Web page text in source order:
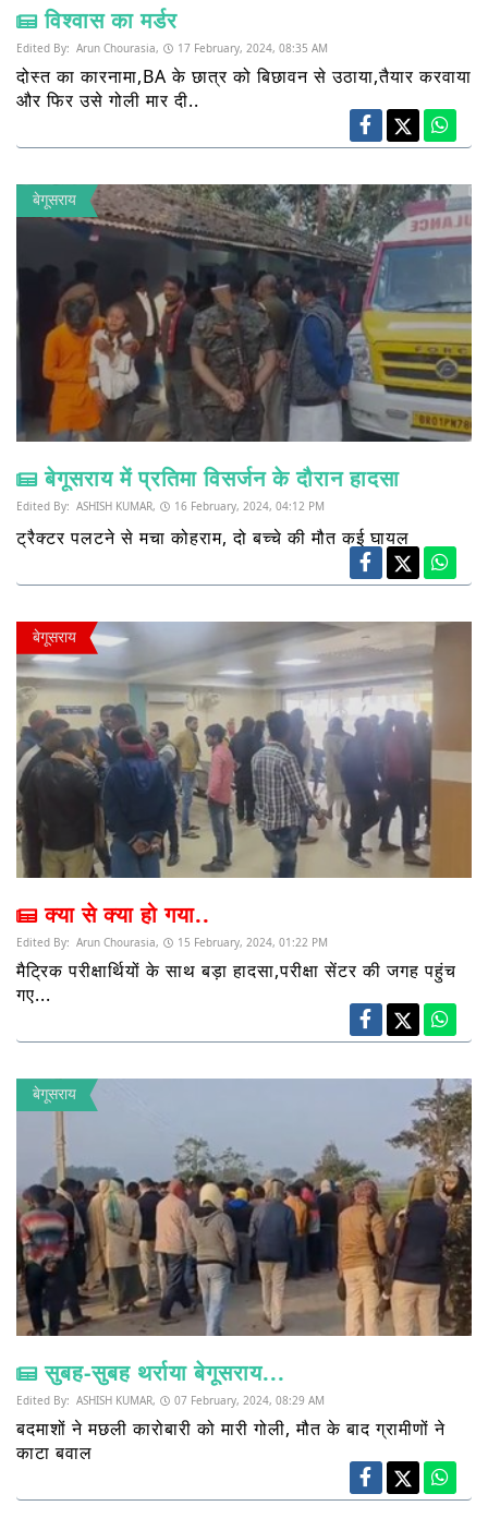
विश्वास का मर्डर
Edited By: Arun Chourasia, 17 February, 2024, 08:35 AM
दोस्त का कारनामा,BA के छात्र को बिछावन से उठाया,तैयार करवाया
और फिर उसे गोली मार दी..
बेगूसराय
बेगूसराय में प्रतिमा विसर्जन के दौरान हादसा
Edited By: ASHISH KUMAR, 16 February, 2024, 04:12 PM
ट्रैक्टर पलटने से मचा कोहराम, दो बच्चे की मौत कई घायल
बेगूसराय
क्या से क्या हो गया..
Edited By: Arun Chourasia, 15 February, 2024, 01:22 PM
मैट्रिक परीक्षार्थियों के साथ बड़ा हादसा,परीक्षा सेंटर की जगह पहुंच
गए...
बेगूसराय
सुबह-सुबह थर्राया बेगूसराय...
Edited By: ASHISH KUMAR, 07 February, 2024, 08:29 AM
बदमाशों ने मछली कारोबारी को मारी गोली, मौत के बाद ग्रामीणों ने
काटा बवाल